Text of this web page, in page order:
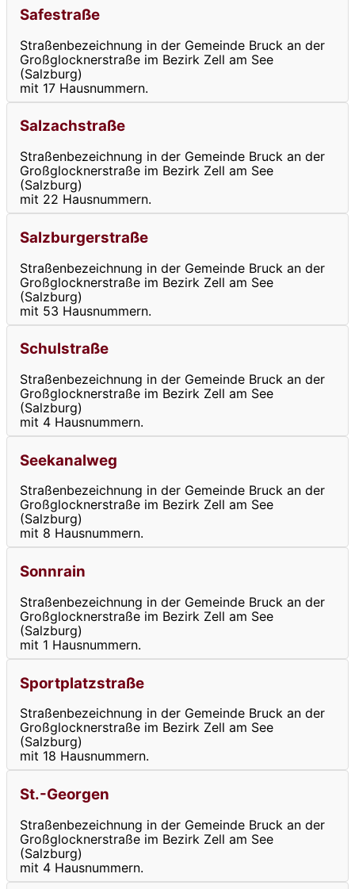
Safestraße
Straßenbezeichnung in der Gemeinde Bruck an der
Großglocknerstraße im Bezirk Zell am See
(Salzburg)
mit 17 Hausnummern.
Salzachstraße
Straßenbezeichnung in der Gemeinde Bruck an der
Großglocknerstraße im Bezirk Zell am See
(Salzburg)
mit 22 Hausnummern.
Salzburgerstraße
Straßenbezeichnung in der Gemeinde Bruck an der
Großglocknerstraße im Bezirk Zell am See
(Salzburg)
mit 53 Hausnummern.
Schulstraße
Straßenbezeichnung in der Gemeinde Bruck an der
Großglocknerstraße im Bezirk Zell am See
(Salzburg)
mit 4 Hausnummern.
Seekanalweg
Straßenbezeichnung in der Gemeinde Bruck an der
Großglocknerstraße im Bezirk Zell am See
(Salzburg)
mit 8 Hausnummern.
Sonnrain
Straßenbezeichnung in der Gemeinde Bruck an der
Großglocknerstraße im Bezirk Zell am See
(Salzburg)
mit 1 Hausnummern.
Sportplatzstraße
Straßenbezeichnung in der Gemeinde Bruck an der
Großglocknerstraße im Bezirk Zell am See
(Salzburg)
mit 18 Hausnummern.
St.-Georgen
Straßenbezeichnung in der Gemeinde Bruck an der
Großglocknerstraße im Bezirk Zell am See
(Salzburg)
mit 4 Hausnummern.